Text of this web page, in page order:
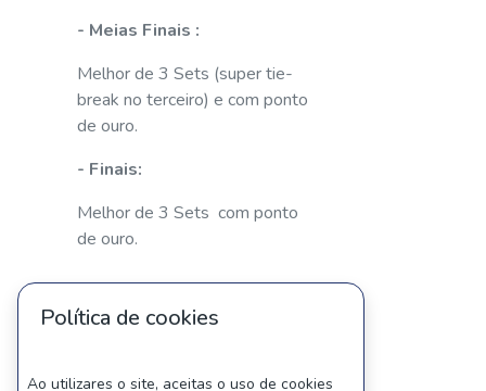
- Meias Finais :
Melhor de 3 Sets (super tie-
break no terceiro) e com ponto
de ouro.
- Finais:
Melhor de 3 Sets com ponto
de ouro.
Política de cookies
Ao utilizares o site, aceitas o uso de cookies